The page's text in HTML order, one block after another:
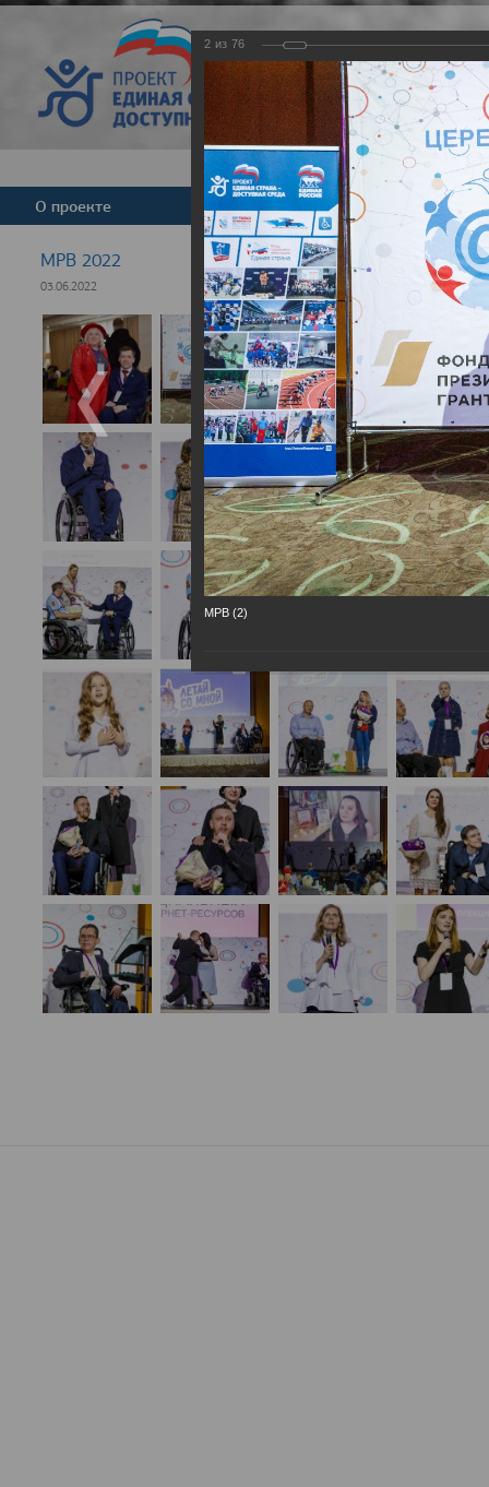
Версия для
О проекте Команда Новости
МРВ 2022
03.06.2022
2 из 76
МРВ (2)